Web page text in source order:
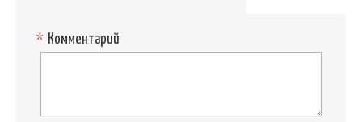
Комментарий
*